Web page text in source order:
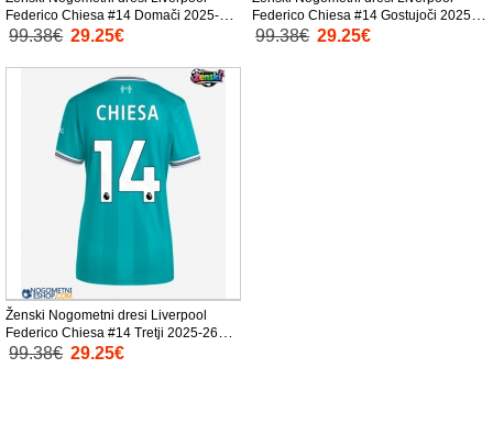
Federico Chiesa #14 Domači 2025-26
Kratek Rokav
99.38€ 29.25€
Federico Chiesa #14 Gostujoči 2025-
26 Kratek Rokav
99.38€ 29.25€
Ženski Nogometni dresi Liverpool
Federico Chiesa #14 Tretji 2025-26
Kratek Rokav
99.38€ 29.25€